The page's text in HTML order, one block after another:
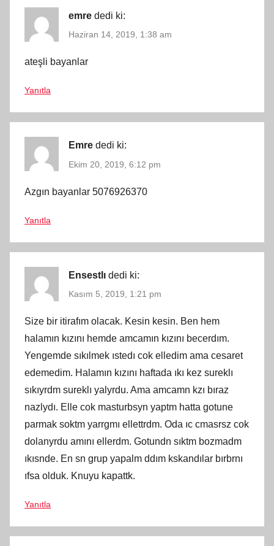
emre dedi ki:
Haziran 14, 2019, 1:38 am
ateşli bayanlar
Yanıtla
Emre dedi ki:
Ekim 20, 2019, 6:12 pm
Azgın bayanlar 5076926370
Yanıtla
Ensestlı dedi ki:
Kasım 5, 2019, 1:21 pm
Size bir itirafım olacak. Kesin kesin. Ben hem
halamın kızını hemde amcamın kızını becerdım.
Yengemde sıkılmek ıstedı cok elledim ama cesaret
edemedim. Halamın kızını haftada ıkı kez sureklı
sıkıyrdm sureklı yalyrdu. Ama amcamn kzı bıraz
nazlydı. Elle cok masturbsyn yaptm hatta gotune
parmak soktm yarrgmı ellettrdm. Oda ıc cmasrsz cok
dolanyrdu amını ellerdm. Gotundn sıktm bozmadm
ıkısnde. En sn grup yapalm ddım kskandılar bırbrnı
ıfsa olduk. Knuyu kapattk.
Yanıtla